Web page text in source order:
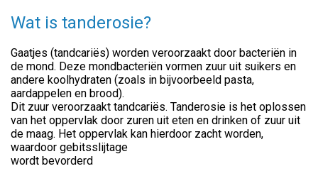
Wat is tanderosie?
Gaatjes (tandcariës) worden veroorzaakt door bacteriën in
de mond. Deze mondbacteriën vormen zuur uit suikers en
andere koolhydraten (zoals in bijvoorbeeld pasta,
aardappelen en brood).
Dit zuur veroorzaakt tandcariës. Tanderosie is het oplossen
van het oppervlak door zuren uit eten en drinken of zuur uit
de maag. Het oppervlak kan hierdoor zacht worden,
waardoor gebitsslijtage
wordt bevorderd